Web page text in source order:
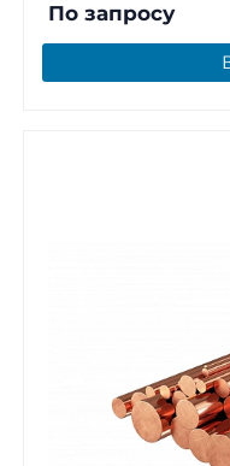
По запросу